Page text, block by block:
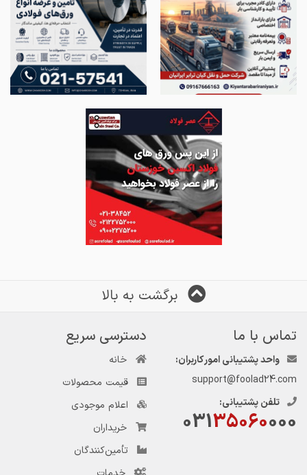
برگشت به بالا
تماس با ما
واحد پشتیبانی امور کاربران:
support@foolad24.com
تلفن پشتیبانی:
03135060000
دسترسی سریع
خانه
قیمت محصولات
اعلام موجودی
خریداران
تأمین‌کنندگان